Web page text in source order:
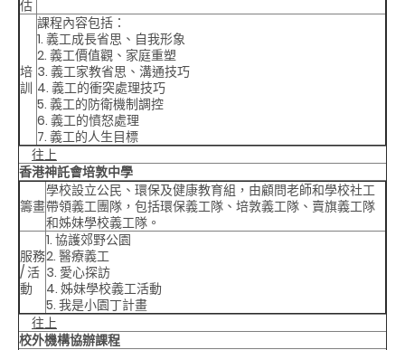
估
培
訓
課程內容包括：
1. 義工成長省思、自我形象
2. 義工價值觀、家庭重塑
3. 義工家教省思、溝通技巧
4. 義工的衝突處理技巧
5. 義工的防衛機制調控
6. 義工的憤怒處理
7. 義工的人生目標
往上
香港神託會培敦中學
籌畫
學校設立公民、環保及健康教育組，由顧問老師和學校社工
帶領義工團隊，包括環保義工隊、培敦義工隊、賣旗義工隊
和姊妹學校義工隊。
服務
/ 活
動
1. 協護郊野公園
2. 醫療義工
3. 愛心探訪
4. 姊妹學校義工活動
5. 我是小園丁計畫
往上
校外機構協辦課程